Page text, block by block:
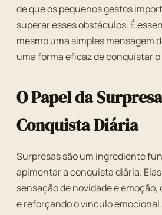
de que os pequenos gestos
superar esses obstáculos. É
mesmo uma simples mensagem
uma forma eficaz de conquistar
O Papel da
Conquista Diária
Surpresas são um ingrediente
apimentar a conquista diária.
sensação de novidade e
e reforçando o vínculo